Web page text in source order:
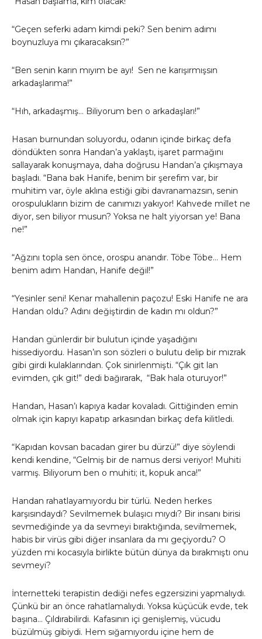
“Geçen seferki adam kimdi peki? Sen benim adımı
boynuzluya mı çıkaracaksın?”
“Ben senin karın mıyım be ayı! Sen ne karışırmışsın
arkadaşlarıma!”
“Hıh, arkadaşmış… Biliyorum ben o arkadaşları!”
Hasan burnundan soluyordu, odanın içinde birkaç defa
döndükten sonra Handan’a yaklaştı, işaret parmağını
sallayarak konuşmaya, daha doğrusu Handan’a çıkışmaya
başladı. “Bana bak Hanife, benim bir şerefim var, bir
muhitim var, öyle aklına estiği gibi davranamazsın, senin
orospulukların bizim de canımızı yakıyor! Kahvede millet ne
diyor, sen biliyor musun? Yoksa ne halt yiyorsan ye! Bana
ne!”
“Ağzını topla sen önce, orospu anandır. Töbe Töbe… Hem
benim adım Handan, Hanife değil!”
“Yesinler seni! Kenar mahallenin paçozu! Eski Hanife ne ara
Handan oldu? Adını değiştirdin de kadın mı oldun?”
Handan günlerdir bir bulutun içinde yaşadığını
hissediyordu. Hasan’ın son sözleri o bulutu delip bir mızrak
gibi girdi kulaklarından. Çok sinirlenmişti. “Çık git lan
evimden, çık git!” dedi bağırarak, “Bak hala oturuyor!”
Handan, Hasan’ı kapıya kadar kovaladı. Gittiğinden emin
olmak için kapıyı kapatıp arkasından birkaç defa kilitledi.
“Kapıdan kovsan bacadan girer bu dürzü!” diye söylendi
kendi kendine, “Gelmiş bir de namus dersi veriyor! Muhiti
varmış. Biliyorum ben o muhiti; it, kopuk anca!”
Handan rahatlayamıyordu bir türlü. Neden herkes
karşısındaydı? Sevilmemek bulaşıcı mıydı? Bir insanı birisi
sevmediğinde ya da sevmeyi bıraktığında, sevilmemek,
habis bir virüs gibi diğer insanlara da mı geçiyordu? O
yüzden mi kocasıyla birlikte bütün dünya da bırakmıştı onu
sevmeyi?
İnternetteki terapistin dediği nefes egzersizini yapmalıydı.
Çünkü bir an önce rahatlamalıydı. Yoksa küçücük evde, tek
başına… Çıldırabilirdi. Kafasının içi genişlemiş, vücudu
büzülmüş gibiydi. Hem sığamıyordu içine hem de